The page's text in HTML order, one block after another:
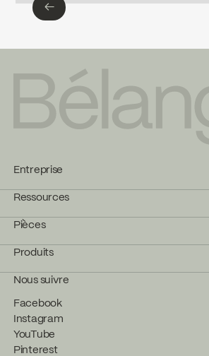
←
Entreprise
Ressources
Pièces
Produits
Nous suivre
Facebook
Instagram
YouTube
Pinterest